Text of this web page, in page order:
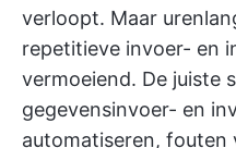
verloopt. Maar
repetitieve invoer- en
vermoeiend. De juiste
gegevensinvoer- en
automatiseren, fouten